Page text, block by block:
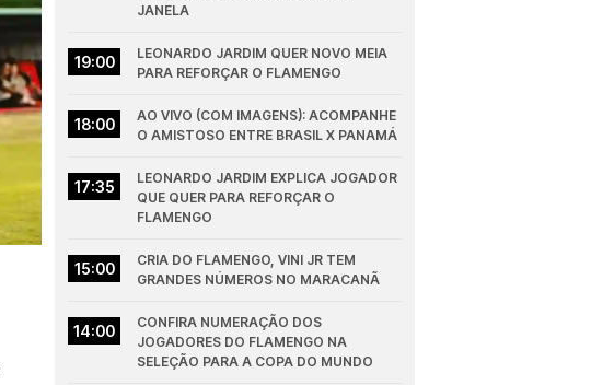
JANELA
19:00
LEONARDO JARDIM QUER NOVO MEIA
PARA REFORÇAR O FLAMENGO
18:00
AO VIVO (COM IMAGENS): ACOMPANHE
O AMISTOSO ENTRE BRASIL X PANAMÁ
17:35
LEONARDO JARDIM EXPLICA JOGADOR
QUE QUER PARA REFORÇAR O
FLAMENGO
15:00
CRIA DO FLAMENGO, VINI JR TEM
GRANDES NÚMEROS NO MARACANÃ
14:00
CONFIRA NUMERAÇÃO DOS
JOGADORES DO FLAMENGO NA
SELEÇÃO PARA A COPA DO MUNDO